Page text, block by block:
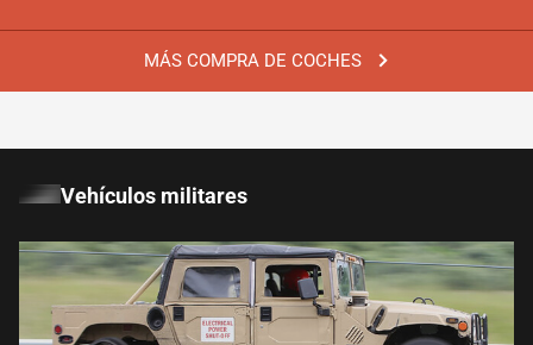
MÁS COMPRA DE COCHES
Vehículos militares